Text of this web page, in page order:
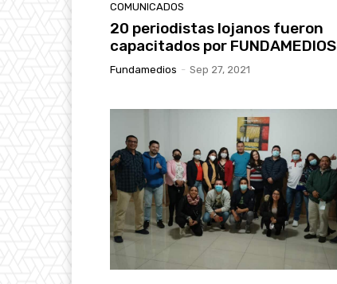
COMUNICADOS
20 periodistas lojanos fueron
capacitados por FUNDAMEDIOS
Fundamedios - Sep 27, 2021